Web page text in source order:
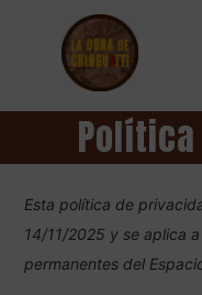
Esta política de
14/11/2025 y se aplica
permanentes del